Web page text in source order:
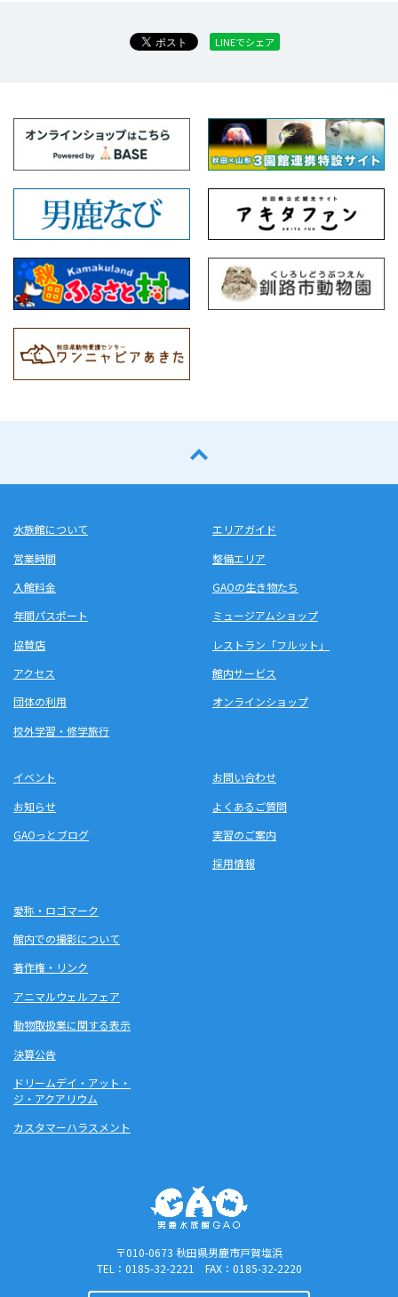
LINEでシェア
水族館について
営業時間
入館料金
年間パスポート
協賛店
アクセス
団体の利用
校外学習・修学旅行
エリアガイド
整備エリア
GAOの生き物たち
ミュージアムショップ
レストラン「フルット」
館内サービス
オンラインショップ
イベント
お知らせ
GAOっとブログ
お問い合わせ
よくあるご質問
実習のご案内
採用情報
愛称・ロゴマーク
館内での撮影について
著作権・リンク
アニマルウェルフェア
動物取扱業に関する表示
決算公告
ドリームデイ・アット・
ジ・アクアリウム
カスタマーハラスメント
〒010-0673 秋田県男鹿市戸賀塩浜
TEL：0185-32-2221 FAX：0185-32-2220